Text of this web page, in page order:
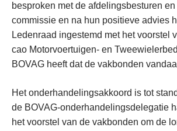
besproken met de afdelingsbesturen
commissie en na hun positieve advies
Ledenraad ingestemd met het voorstel
cao Motorvoertuigen- en
BOVAG heeft dat de vakbonden
Het onderhandelingsakkoord is tot
de BOVAG-onderhandelingsdelegatie
het voorstel van de vakbonden om de